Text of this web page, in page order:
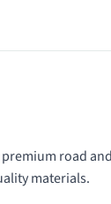
road
materials.